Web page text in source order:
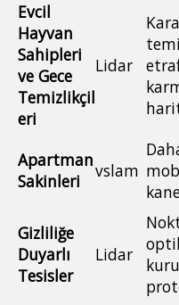
Evcil
Hayvan
Sahipleri
ve Gece
Temizlikçil
eri
Lidar
Apartman
Sakinleri
vslam
Gizliliğe
Duyarlı
Tesisler
Lidar